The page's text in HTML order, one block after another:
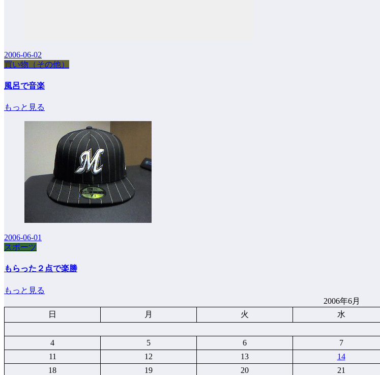
2006-06-02
買い物（その他）
風呂で音楽
もっと見る
2006-06-01
スポーツ
もらった２点で楽勝
もっと見る
2006年6月
日
月 火 水
4
5 6 7
11
12 13 14
18
19 20 21